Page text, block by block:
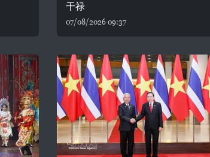
干禄
07/08/2026 09:37